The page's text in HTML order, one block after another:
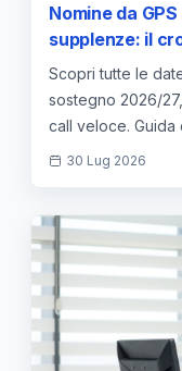
Nomine da
supplenze: il
2026/27
Scopri tutte le
sostegno 2026/
call veloce. Guida
regole.
30 Lug 2026